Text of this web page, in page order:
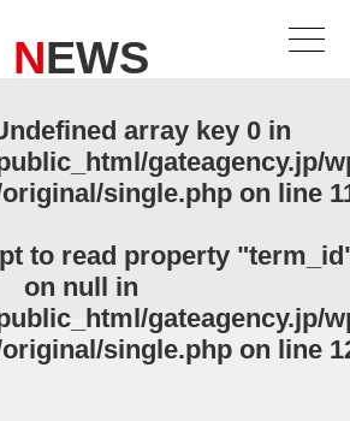
NEWS
array key 0 in
gateagency.jp/
single.php on line
to read property
on null in
gateagency.jp/
single.phpon line